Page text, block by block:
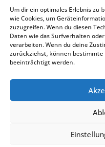
Um dir ein optimales Erlebnis zu
wie Cookies, um
zuzugreifen. Wenn du diesen
Daten wie das Surfverhalten
verarbeiten. Wenn du deine
zurückziehst, können
beeinträchtigt werden.
Cookie-Richtlinie
TAN NAM Küche
Kontakt
Webdesign und